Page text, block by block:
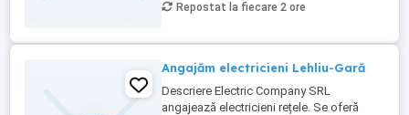
Repostat la fiecare 2 ore
Angajăm electricieni Lehliu-Gară
Descriere Electric Company SRL
angajează electricieni rețele. Se oferă